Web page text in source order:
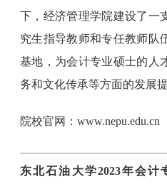
下，经济管理学院建设了一
究生指导教师和专任教师队
基地，为会计专业硕士的人
务和文化传承等方面的发展
院校官网：www.nepu.edu.cn
东北石油大学2023年会计